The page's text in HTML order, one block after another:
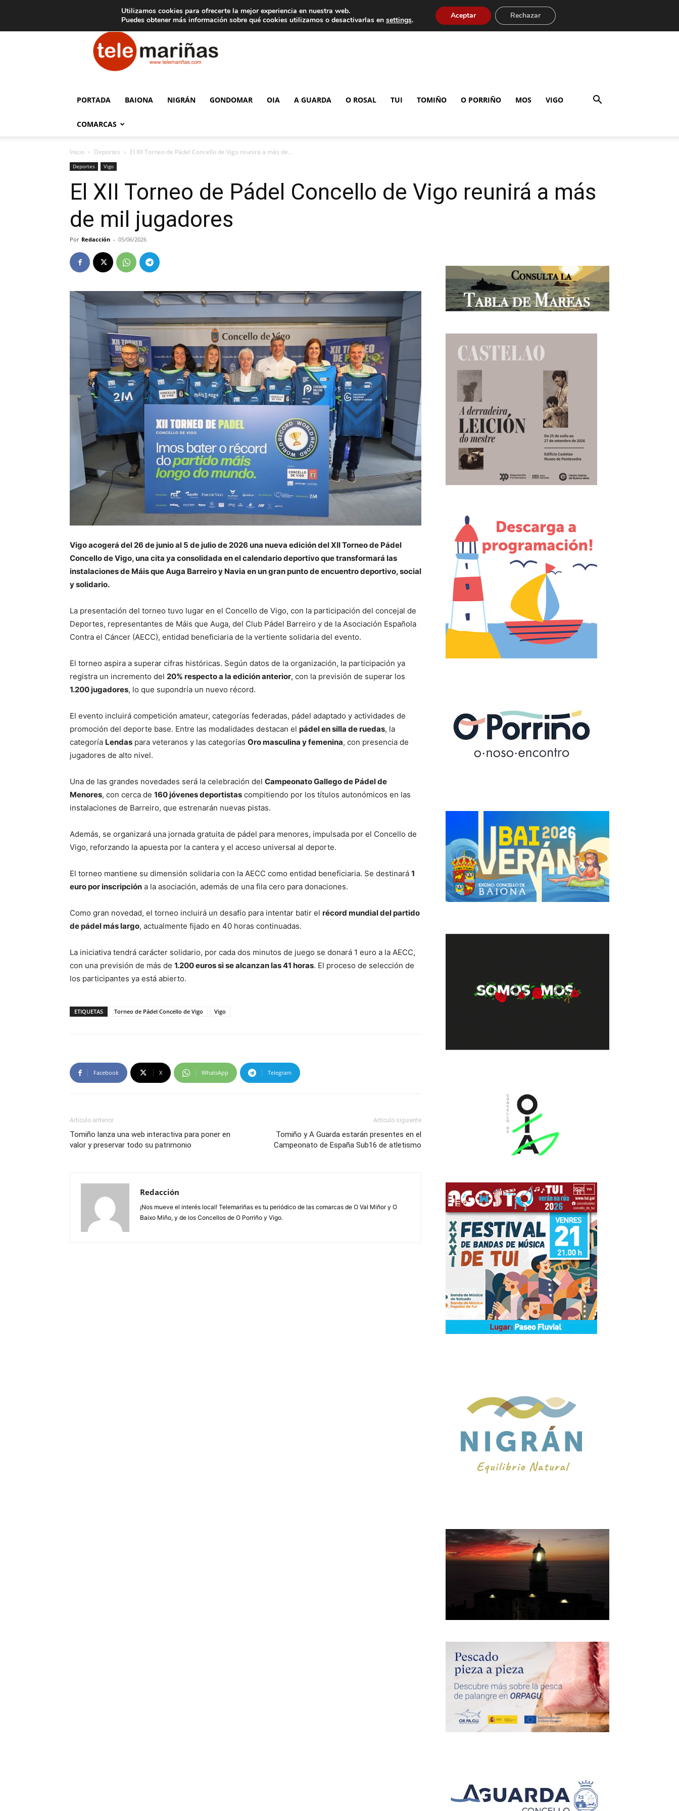
Aviso legal Tarifas de publicidad
Telemariñas
PORTADA BAIONA NIGRÁN GONDOMAR OIA A GUARDA O ROSAL TUI TOMIÑO O PORRIÑO MOS VIGO
COMARCAS
Inicio Deportes El XII Torneo de Pádel Concello de Vigo reunirá a más de...
Deportes Vigo
El XII Torneo de Pádel Concello de Vigo reunirá a más
de mil jugadores
Por Redacción - 05/06/2026
Vigo acogerá del 26 de junio al 5 de julio de 2026 una nueva edición del XII Torneo de Pádel
Concello de Vigo, una cita ya consolidada en el calendario deportivo que transformará las
instalaciones de Máis que Auga Barreiro y Navia en un gran punto de encuentro deportivo, social
y solidario.
La presentación del torneo tuvo lugar en el Concello de Vigo, con la participación del concejal de
Deportes, representantes de Máis que Auga, del Club Pádel Barreiro y de la Asociación Española
Contra el Cáncer (AECC), entidad beneficiaria de la vertiente solidaria del evento.
El torneo aspira a superar cifras históricas. Según datos de la organización, la participación ya
registra un incremento del 20% respecto a la edición anterior, con la previsión de superar los
1.200 jugadores, lo que supondría un nuevo récord.
El evento incluirá competición amateur, categorías federadas, pádel adaptado y actividades de
promoción del deporte base. Entre las modalidades destacan el pádel en silla de ruedas, la
categoría Lendas para veteranos y las categorías Oro masculina y femenina, con presencia de
jugadores de alto nivel.
Una de las grandes novedades será la celebración del Campeonato Gallego de Pádel de
Menores, con cerca de 160 jóvenes deportistas compitiendo por los títulos autonómicos en las
instalaciones de Barreiro, que estrenarán nuevas pistas.
Además, se organizará una jornada gratuita de pádel para menores, impulsada por el Concello de
Vigo, reforzando la apuesta por la cantera y el acceso universal al deporte.
El torneo mantiene su dimensión solidaria con la AECC como entidad beneficiaria. Se destinará 1
euro por inscripción a la asociación, además de una fila cero para donaciones.
Como gran novedad, el torneo incluirá un desafío para intentar batir el récord mundial del partido
de pádel más largo, actualmente fijado en 40 horas continuadas.
La iniciativa tendrá carácter solidario, por cada dos minutos de juego se donará 1 euro a la AECC,
con una previsión de más de 1.200 euros si se alcanzan las 41 horas. El proceso de selección de
los participantes ya está abierto.
ETIQUETAS Torneo de Pádel Concello de Vigo Vigo
Facebook X WhatsApp Telegram
Artículo anterior
Tomiño lanza una web interactiva para poner en
valor y preservar todo su patrimonio
Artículo siguiente
Tomiño y A Guarda estarán presentes en el
Campeonato de España Sub16 de atletismo
Redacción
¡Nos mueve el interés local! Telemariñas es tu periódico de las comarcas de O Val Miñor y O
Baixo Miño, y de los Concellos de O Porriño y Vigo.
Utilizamos cookies para ofrecerte la mejor experiencia en nuestra web.
Puedes obtener más información sobre qué cookies utilizamos o desactivarlas en settings. Aceptar Rechazar